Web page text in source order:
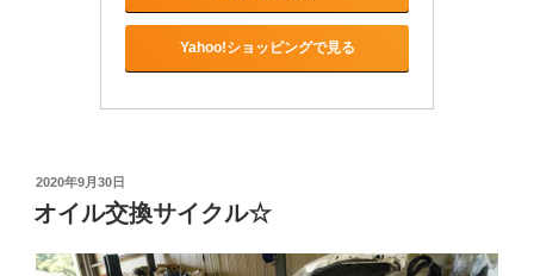
Yahoo!ショッピングで見る
投
稿
日:
2020年9月30日
オイル交換サイクル☆